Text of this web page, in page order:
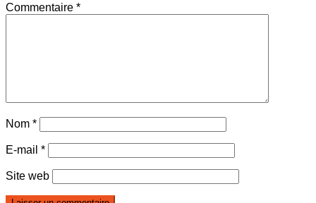
Commentaire *
Nom *
E-mail *
Site web